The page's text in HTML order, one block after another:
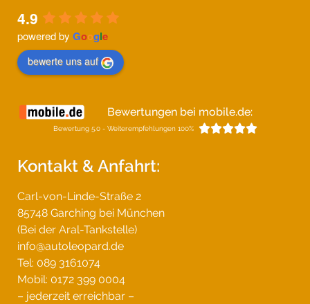
4.9
powered by Google
bewerte uns auf
Bewertungen bei mobile.de:
Bewertung 5.0 - Weiterempfehlungen 100% 
Kontakt & Anfahrt:
Carl-von-Linde-Straße 2
85748 Garching bei München
(Bei der Aral-Tankstelle)
info@autoleopard.de
Tel: 089 3161074
Mobil: 0172 399 0004
– jederzeit erreichbar –